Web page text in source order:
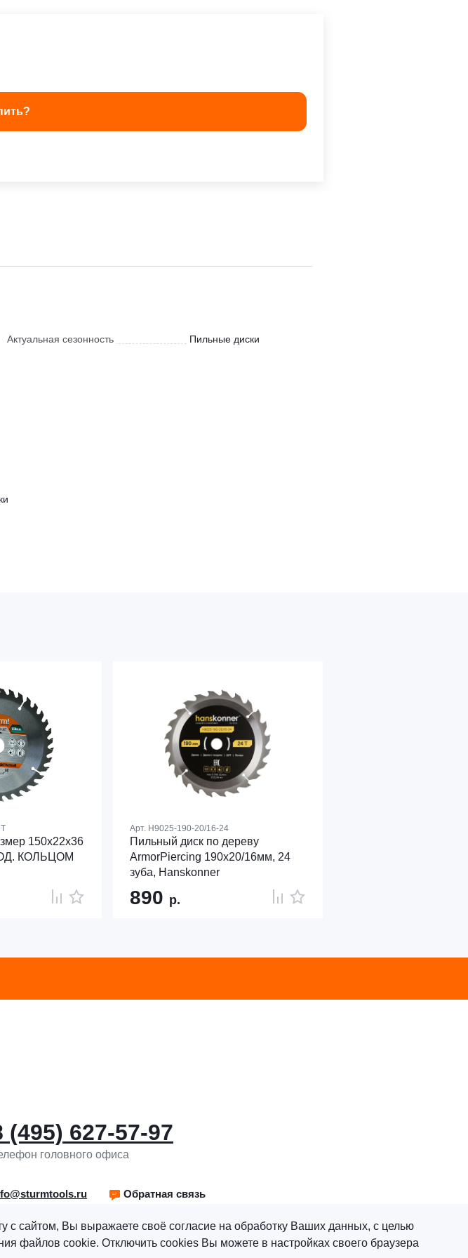
Актуальная сезонность Пильные диски
150x22x36
КОЛЬЦОМ
Арт. H9025-190-20/16-24
Пильный диск по дереву
ArmorPiercing 190x20/16мм, 24
зуба, Hanskonner
890 р.
(495) 627-57-97
головного офиса
Обратная связь
с сайтом, Вы выражаете своё согласие на обработку Ваших данных, с целью
файлов cookie. Отключить cookies Вы можете в настройках своего браузера